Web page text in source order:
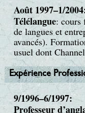
Août 1997–1/
Télélangue: cours
de langues et
avancés).
usuel dont
Expérience
9/1996–6/1997:
Professeur